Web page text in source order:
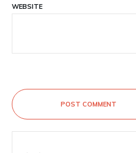
WEBSITE
POST COMMENT